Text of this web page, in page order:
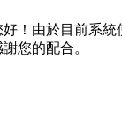
！由於目前系
您的配合。